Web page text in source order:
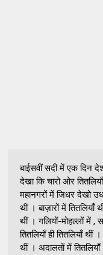
बाईसवीं सदी में एक दिन
देखा कि चारो ओर
महानगरों में जिधर देखो
थीं । बाज़ारों में
थीं । गलियों-मोहल्लों में ,
तितलियाँ ही तितलियाँ थीं
थीं । अदालतों में